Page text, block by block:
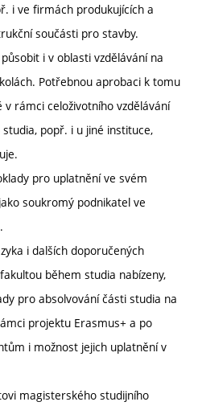
i ve firmách produkujících a
součásti pro stavby.
i v oblasti vzdělávání na
Potřebnou aprobaci k tomu
rámci celoživotního vzdělávání
popř. i u jiné instituce,
pro uplatnění ve svém
soukromý podnikatel ve
i dalších doporučených
během studia nabízeny,
pro absolvování části studia na
projektu Erasmus+ a po
i možnost jejich uplatnění v
magisterského studijního